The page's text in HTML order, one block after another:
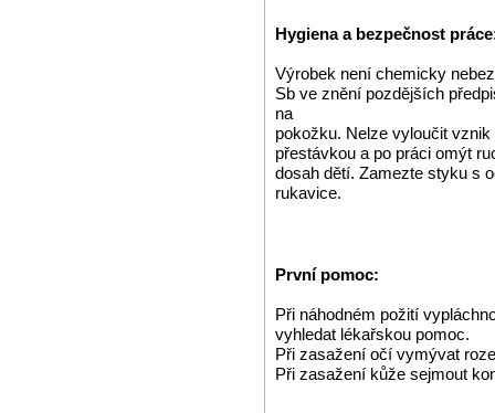
Hygiena a bezpečnost
Výrobek není chemicky
Sb ve znění pozdějších
na
pokožku. Nelze vyloučit
přestávkou a po práci omýt
dosah dětí. Zamezte styku s
rukavice.
První pomoc:
Při náhodném požití
vyhledat lékařskou pomoc.
Při zasažení očí vymývat
Při zasažení kůže sejmout